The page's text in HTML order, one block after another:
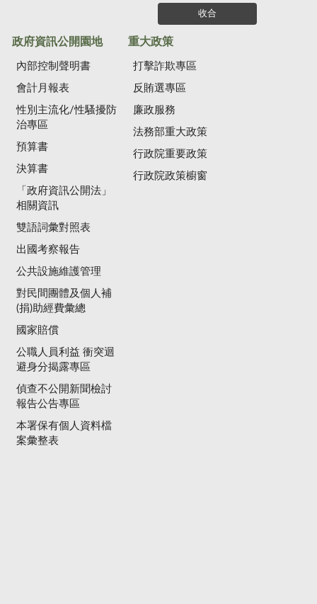
收合
政府資訊公開園地
內部控制聲明書
會計月報表
性別主流化/性騷擾防
治專區
預算書
決算書
「政府資訊公開法」
相關資訊
雙語詞彙對照表
出國考察報告
公共設施維護管理
對民間團體及個人補
(捐)助經費彙總
國家賠償
公職人員利益 衝突迴
避身分揭露專區
偵查不公開新聞檢討
報告公告專區
本署保有個人資料檔
案彙整表
重大政策
打擊詐欺專區
反賄選專區
廉政服務
法務部重大政策
行政院重要政策
行政院政策櫥窗